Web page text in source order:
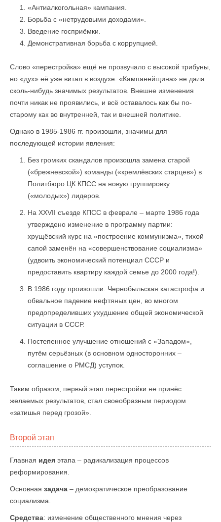
«Антиалкогольная» кампания.
Борьба с «нетрудовыми доходами».
Введение госприёмки.
Демонстративная борьба с коррупцией.
Слово «перестройка» ещё не прозвучало с высокой трибуны,
но «дух» её уже витал в воздухе. «Кампанейщина» не дала
сколь-нибудь значимых результатов. Внешне изменения
почти никак не проявились, и всё оставалось как бы по-
старому как во внутренней, так и внешней политике.
Однако в 1985-1986 гг. произошли, значимы для
последующей истории явления:
Без громких скандалов произошла замена старой
(«брежневской») команды («кремлёвских старцев») в
Политбюро ЦК КПСС на новую группировку
(«молодых») лидеров.
На XXVII съезде КПСС в феврале – марте 1986 года
утверждено изменение в программу партии:
хрущёвский курс на «построение коммунизма», тихой
сапой заменён на «совершенствование социализма»
(удвоить экономический потенциал СССР и
предоставить квартиру каждой семье до 2000 года!).
В 1986 году произошли: Чернобыльская катастрофа и
обвальное падение нефтяных цен, во многом
предопределивших ухудшение общей экономической
ситуации в СССР.
Постепенное улучшение отношений с «Западом»,
путём серьёзных (в основном односторонних –
соглашение о РМСД) уступок.
Таким образом, первый этап перестройки не принёс
желаемых результатов, стал своеобразным периодом
«затишья перед грозой».
Второй этап
Главная идея этапа – радикализация процессов
реформирования.
Основная задача – демократическое преобразование
социализма.
Средства: изменение общественного мнения через